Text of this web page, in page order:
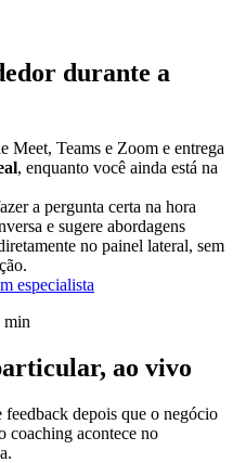
durante a
Meet, Teams e Zoom e entrega
, enquanto você ainda está na
a pergunta certa na hora
e sugere abordagens
no painel lateral, sem
especialista
min
ao vivo
feedback depois que o negócio
coaching acontece no